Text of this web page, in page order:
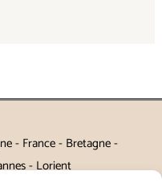
- France - Bretagne -
- Lorient